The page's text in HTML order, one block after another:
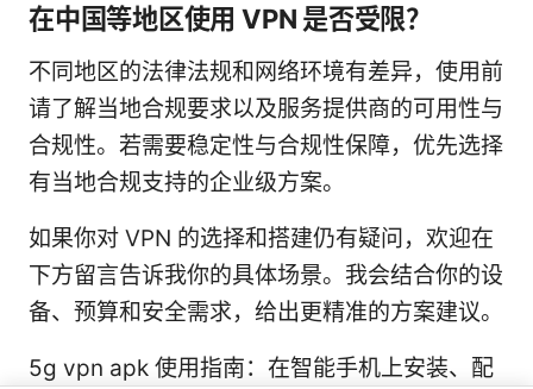
在中国等地区使用 VPN 是否受限？
不同地区的法律法规和网络环境有差异，使用前
请了解当地合规要求以及服务提供商的可用性与
合规性。若需要稳定性与合规性保障，优先选择
有当地合规支持的企业级方案。
如果你对 VPN 的选择和搭建仍有疑问，欢迎在
下方留言告诉我你的具体场景。我会结合你的设
备、预算和安全需求，给出更精准的方案建议。
5g vpn apk 使用指南：在智能手机上安装、配